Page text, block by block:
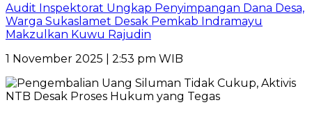
Audit Inspektorat Ungkap Penyimpangan Dana Desa,
Warga Sukaslamet Desak Pemkab Indramayu
Makzulkan Kuwu Rajudin
1 November 2025 | 2:53 pm WIB